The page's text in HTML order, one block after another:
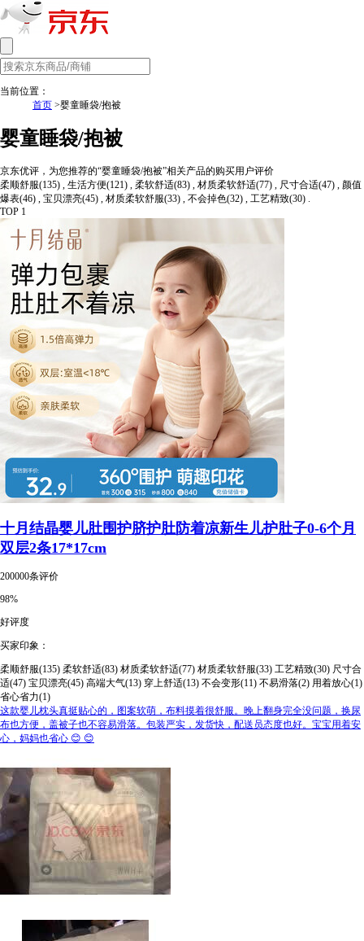
当前位置：
首页 >婴童睡袋/抱被
婴童睡袋/抱被
京东优评，为您推荐的“婴童睡袋/抱被”相关产品的购买用户评价
柔顺舒服(135) , 生活方便(121) , 柔软舒适(83) , 材质柔软舒适(77) , 尺寸合适(47) , 颜值
爆表(46) , 宝贝漂亮(45) , 材质柔软舒服(33) , 不会掉色(32) , 工艺精致(30) .
TOP 1
十月结晶婴儿肚围护脐护肚防着凉新生儿护肚子0-6个月
双层2条17*17cm
200000条评价
98%
好评度
买家印象：
柔顺舒服(135) 柔软舒适(83) 材质柔软舒适(77) 材质柔软舒服(33) 工艺精致(30) 尺寸合
适(47) 宝贝漂亮(45) 高端大气(13) 穿上舒适(13) 不会变形(11) 不易滑落(2) 用着放心(1)
省心省力(1)
这款婴儿枕头真挺贴心的，图案软萌，布料摸着很舒服。晚上翻身完全没问题，换尿
布也方便，盖被子也不容易滑落。包装严实，发货快，配送员态度也好。宝宝用着安
心，妈妈也省心 😊 😊